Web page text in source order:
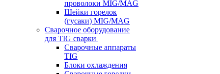
проволоки MIG/MAG
Шейки горелок
(гусаки) MIG/MAG
Сварочное оборудование
для TIG сварки
Сварочные аппараты
TIG
Блоки охлаждения